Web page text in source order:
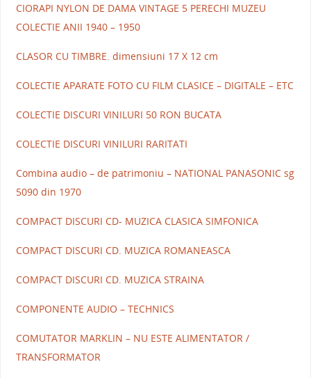
CIORAPI NYLON DE DAMA VINTAGE 5 PERECHI MUZEU
COLECTIE ANII 1940 – 1950
CLASOR CU TIMBRE. dimensiuni 17 X 12 cm
COLECTIE APARATE FOTO CU FILM CLASICE – DIGITALE – ETC
COLECTIE DISCURI VINILURI 50 RON BUCATA
COLECTIE DISCURI VINILURI RARITATI
Combina audio – de patrimoniu – NATIONAL PANASONIC sg
5090 din 1970
COMPACT DISCURI CD- MUZICA CLASICA SIMFONICA
COMPACT DISCURI CD. MUZICA ROMANEASCA
COMPACT DISCURI CD. MUZICA STRAINA
COMPONENTE AUDIO – TECHNICS
COMUTATOR MARKLIN – NU ESTE ALIMENTATOR /
TRANSFORMATOR